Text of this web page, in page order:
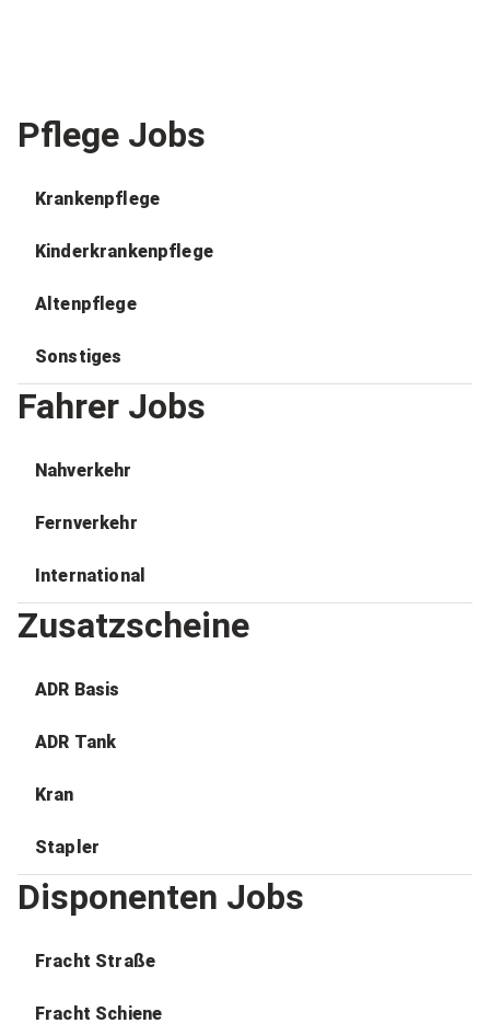
Pflege Jobs
Krankenpflege
Kinderkrankenpflege
Altenpflege
Sonstiges
Fahrer Jobs
Nahverkehr
Fernverkehr
International
Zusatzscheine
ADR Basis
ADR Tank
Kran
Stapler
Disponenten Jobs
Fracht Straße
Fracht Schiene